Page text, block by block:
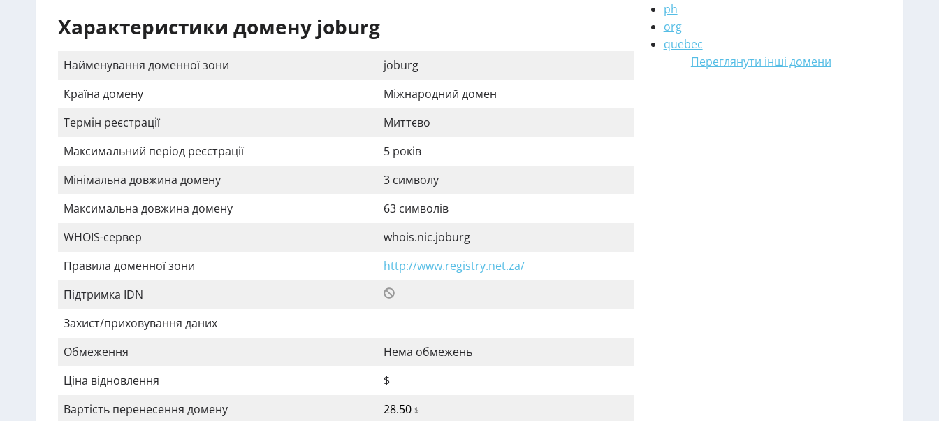
Характеристики домену joburg
Найменування доменної зони
joburg
Країна домену
Міжнародний домен
Термін реєстрації
Миттєво
Максимальний період реєстрації
5 років
Мінімальна довжина домену
3 символу
Максимальна довжина домену
63 символів
WHOIS-сервер
whois.nic.joburg
Правила доменної зони
http://www.registry.net.za/
Підтримка IDN
Захист/приховування даних
Обмеження
Нема обмежень
Ціна відновлення
$
Вартість перенесення домену
28.50 $
ph
org
quebec
Переглянути інші домени